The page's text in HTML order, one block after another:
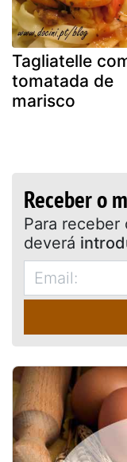
Tagliatelle
tomatada de
marisco
Receber o
deverá